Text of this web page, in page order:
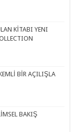
KİTABI YENI
BİR AÇILIŞLA
BAKIŞ